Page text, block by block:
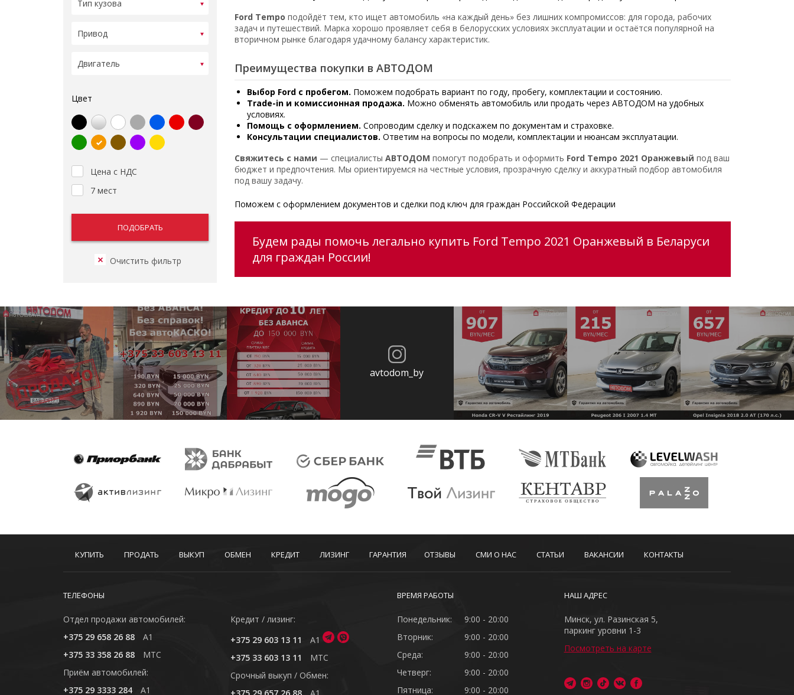
Цвет
Цена с НДС
7 мест
Ford Tempo подойдёт тем, кто ищет автомобиль «на каждый день» без лишних компромиссов: для города, рабочих
задач и путешествий. Марка хорошо проявляет себя в белорусских условиях эксплуатации и остаётся популярной на
вторичном рынке благодаря удачному балансу характеристик.
Преимущества покупки в АВТОДОМ
Выбор Ford с пробегом. Поможем подобрать вариант по году, пробегу, комплектации и состоянию.
Trade-in и комиссионная продажа. Можно обменять автомобиль или продать через АВТОДОМ на удобных
условиях.
Помощь с оформлением. Сопроводим сделку и подскажем по документам и страховке.
Консультации специалистов. Ответим на вопросы по модели, комплектации и нюансам эксплуатации.
Свяжитесь с нами — специалисты АВТОДОМ помогут подобрать и оформить Ford Tempo 2021 Оранжевый под ваш
бюджет и предпочтения. Мы ориентируемся на честные условия, прозрачную сделку и аккуратный подбор автомобиля
под вашу задачу.
Поможем с оформлением документов и сделки под ключ для граждан Российской Федерации
Будем рады помочь легально купить Ford Tempo 2021 Оранжевый в Беларуси
для граждан России!
avtodom_by
КУПИТЬ ПРОДАТЬ ВЫКУП ОБМЕН КРЕДИТ ЛИЗИНГ ГАРАНТИЯ ОТЗЫВЫ СМИ О НАС СТАТЬИ ВАКАНСИИ КОНТАКТЫ
ТЕЛЕФОНЫ
Отдел продажи автомобилей:
+375 29 658 26 88
A1
+375 33 358 26 88
MTC
Приём автомобилей:
+375 29 3333 284
A1
Кредит / лизинг:
+375 29 603 13 11
A1
+375 33 603 13 11
MTC
Cрочный выкуп / Обмен:
ВРЕМЯ РАБОТЫ
Понедельник:
9:00 - 20:00
Вторник:
9:00 - 20:00
Среда:
9:00 - 20:00
Четверг:
9:00 - 20:00
Пятница:
9:00 - 20:00
НАШ АДРЕС
Минск, ул. Разинская 5,
паркинг уровни 1-3
Посмотреть на карте